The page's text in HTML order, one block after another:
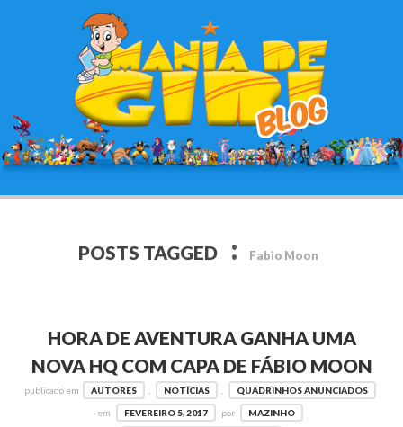
POSTS TAGGED : Fabio Moon
HORA DE AVENTURA GANHA UMA
NOVA HQ COM CAPA DE FÁBIO MOON
publicado em AUTORES NOTÍCIAS QUADRINHOS ANUNCIADOS
em FEVEREIRO 5, 2017 por MAZINHO